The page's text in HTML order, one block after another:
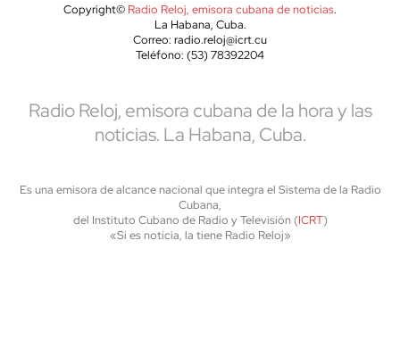
Copyright© Radio Reloj, emisora cubana de noticias.
La Habana, Cuba.
Correo: radio.reloj@icrt.cu
Teléfono: (53) 78392204
Radio Reloj, emisora cubana de la hora y las
noticias. La Habana, Cuba.
Es una emisora de alcance nacional que integra el Sistema de la Radio
Cubana,
del Instituto Cubano de Radio y Televisión (ICRT)
«Si es noticia, la tiene Radio Reloj»